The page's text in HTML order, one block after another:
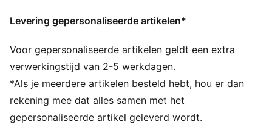
kinderen tussen 8 en 16 jaar
Levering gepersonaliseerde artikelen*
Voor gepersonaliseerde artikelen geldt een extra
verwerkingstijd van 2-5 werkdagen.
*Als je meerdere artikelen besteld hebt, hou er dan
rekening mee dat alles samen met het
gepersonaliseerde artikel geleverd wordt.